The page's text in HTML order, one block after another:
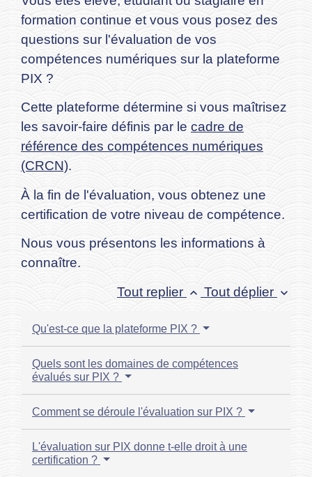
formation continue et vous vous posez des
questions sur l'évaluation de vos
compétences numériques sur la plateforme
PIX ?
Cette plateforme détermine si vous maîtrisez
les savoir-faire définis par le cadre de
référence des compétences numériques
(CRCN).
À la fin de l'évaluation, vous obtenez une
certification de votre niveau de compétence.
Nous vous présentons les informations à
connaître.
Tout replier keyboard_arrow_up Tout déplier keyboard_arrow_down
Qu'est-ce que la plateforme PIX ?
Quels sont les domaines de compétences
évalués sur PIX ?
Comment se déroule l'évaluation sur PIX ?
L'évaluation sur PIX donne t-elle droit à une
certification ?